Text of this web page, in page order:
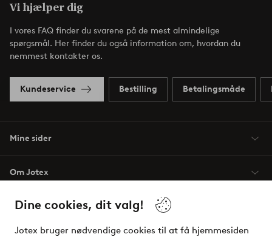
Dine cookies, dit valg!
Jotex bruger nødvendige cookies til at få hjemmesiden
Vi hjælper dig
I vores FAQ finder du svarene på de mest almindelige
spørgsmål. Her finder du også information om, hvordan du
nemmest kontakter os.
Kundeservice Bestilling Betalingsmåde
Mine sider
Om Jotex
Vilkår